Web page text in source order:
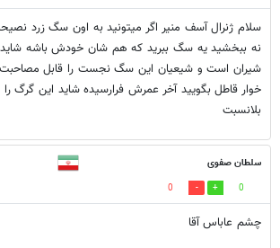
سلام ژنرال آسف منیر اگر میتونید به اون سگ زرد
نه ببخشید یه سگ ببرید که هم شان خودش باشه شاید
شیران است و شیعیان این سگ نجست را قابل مصاحبت
خوار قاطل بگویید آخر عمرش فرارسیده شاید این گرگ
بلانسبت
سلطان صفوی
0
0
چشم عاباس آقا